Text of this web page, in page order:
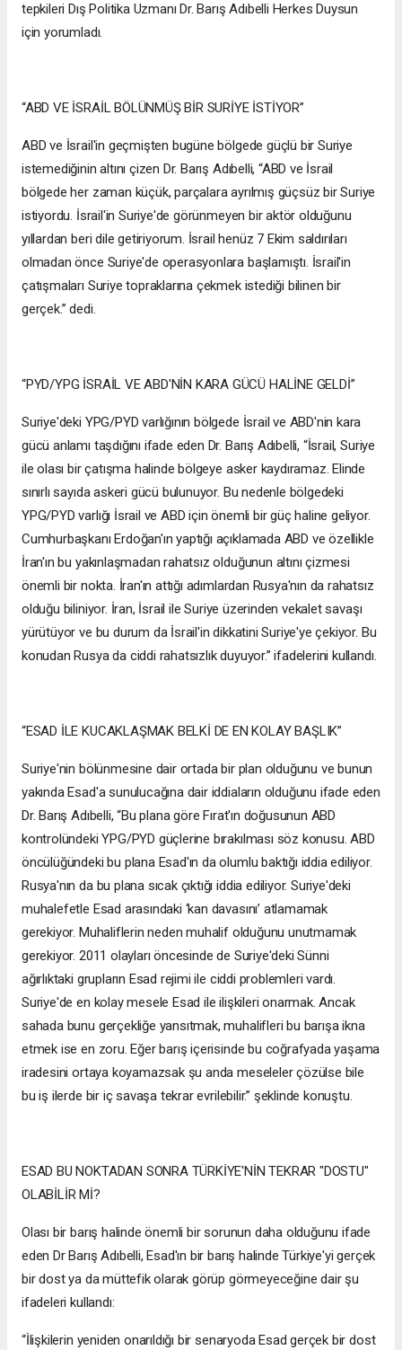
tepkileri Dış Politika Uzmanı Dr. Barış Adıbelli Herkes Duysun
için yorumladı.
“ABD VE İSRAİL BÖLÜNMÜŞ BİR SURİYE İSTİYOR”
ABD ve İsrail'in geçmişten bugüne bölgede güçlü bir Suriye
istemediğinin altını çizen Dr. Barış Adıbelli, “ABD ve İsrail
bölgede her zaman küçük, parçalara ayrılmış güçsüz bir Suriye
istiyordu. İsrail'in Suriye'de görünmeyen bir aktör olduğunu
yıllardan beri dile getiriyorum. İsrail henüz 7 Ekim saldırıları
olmadan önce Suriye'de operasyonlara başlamıştı. İsrail'in
çatışmaları Suriye topraklarına çekmek istediği bilinen bir
gerçek.” dedi.
“PYD/YPG İSRAİL VE ABD'NİN KARA GÜCÜ HALİNE GELDİ”
Suriye'deki YPG/PYD varlığının bölgede İsrail ve ABD'nin kara
gücü anlamı taşdığını ifade eden Dr. Barış Adıbelli, “İsrail, Suriye
ile olası bir çatışma halinde bölgeye asker kaydıramaz. Elinde
sınırlı sayıda askeri gücü bulunuyor. Bu nedenle bölgedeki
YPG/PYD varlığı İsrail ve ABD için önemli bir güç haline geliyor.
Cumhurbaşkanı Erdoğan'ın yaptığı açıklamada ABD ve özellikle
İran'ın bu yakınlaşmadan rahatsız olduğunun altını çizmesi
önemli bir nokta. İran'ın attığı adımlardan Rusya'nın da rahatsız
olduğu biliniyor. İran, İsrail ile Suriye üzerinden vekalet savaşı
yürütüyor ve bu durum da İsrail'in dikkatini Suriye'ye çekiyor. Bu
konudan Rusya da ciddi rahatsızlık duyuyor.” ifadelerini kullandı.
“ESAD İLE KUCAKLAŞMAK BELKİ DE EN KOLAY BAŞLIK”
Suriye'nin bölünmesine dair ortada bir plan olduğunu ve bunun
yakında Esad'a sunulucağına dair iddiaların olduğunu ifade eden
Dr. Barış Adıbelli, “Bu plana göre Fırat'ın doğusunun ABD
kontrolündeki YPG/PYD güçlerine bırakılması söz konusu. ABD
öncülüğündeki bu plana Esad'ın da olumlu baktığı iddia ediliyor.
Rusya'nın da bu plana sıcak çıktığı iddia ediliyor. Suriye'deki
muhalefetle Esad arasındaki ‘kan davasını’ atlamamak
gerekiyor. Muhaliflerin neden muhalif olduğunu unutmamak
gerekiyor. 2011 olayları öncesinde de Suriye'deki Sünni
ağırlıktaki grupların Esad rejimi ile ciddi problemleri vardı.
Suriye'de en kolay mesele Esad ile ilişkileri onarmak. Ancak
sahada bunu gerçekliğe yansıtmak, muhalifleri bu barışa ikna
etmek ise en zoru. Eğer barış içerisinde bu coğrafyada yaşama
iradesini ortaya koyamazsak şu anda meseleler çözülse bile
bu iş ilerde bir iç savaşa tekrar evrilebilir.” şeklinde konuştu.
ESAD BU NOKTADAN SONRA TÜRKİYE'NİN TEKRAR "DOSTU"
OLABİLİR Mİ?
Olası bir barış halinde önemli bir sorunun daha olduğunu ifade
eden Dr Barış Adıbelli, Esad'ın bir barış halinde Türkiye'yi gerçek
bir dost ya da müttefik olarak görüp görmeyeceğine dair şu
ifadeleri kullandı:
“İlişkilerin yeniden onarıldığı bir senaryoda Esad gerçek bir dost